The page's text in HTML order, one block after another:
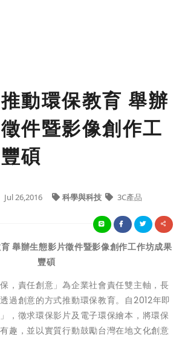
動環保教育 舉辦
件暨影像創作工
碩
Jul 26,2016 科學與科技 3C產品
舉辦生態影片徵件暨影像創作工作坊成果
豐碩
，責任創意」為企業社會責任雙主軸，長
過創意的方式推動環保教育。自2012年即
，徵求環保影片及電子環保繪本，將環保
趣，並以實質行動鼓勵台灣在地文化創意